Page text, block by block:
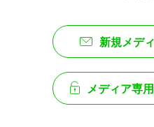
新規メデ
メディア専